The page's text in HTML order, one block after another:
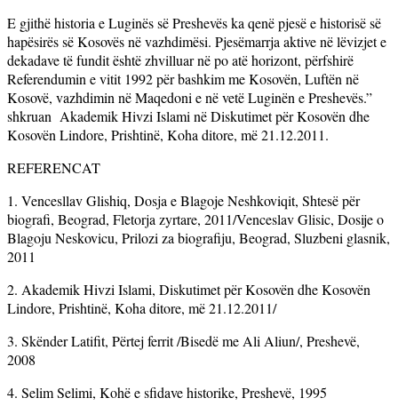
E gjithë historia e Luginës së Preshevës ka qenë pjesë e historisë së
hapësirës së Kosovës në vazhdimësi. Pjesëmarrja aktive në lëvizjet e
dekadave të fundit është zhvilluar në po atë horizont, përfshirë
Referendumin e vitit 1992 për bashkim me Kosovën, Luftën në
Kosovë, vazhdimin në Maqedoni e në vetë Luginën e Preshevës.”
shkruan Akademik Hivzi Islami në Diskutimet për Kosovën dhe
Kosovën Lindore, Prishtinë, Koha ditore, më 21.12.2011.
REFERENCAT
1. Vencesllav Glishiq, Dosja e Blagoje Neshkoviqit, Shtesë për
biografi, Beograd, Fletorja zyrtare, 2011/Venceslav Glisic, Dosije o
Blagoju Neskovicu, Prilozi za biografiju, Beograd, Sluzbeni glasnik,
2011
2. Akademik Hivzi Islami, Diskutimet për Kosovën dhe Kosovën
Lindore, Prishtinë, Koha ditore, më 21.12.2011/
3. Skënder Latifit, Përtej ferrit /Bisedë me Ali Aliun/, Preshevë,
2008
4. Selim Selimi, Kohë e sfidave historike, Preshevë, 1995